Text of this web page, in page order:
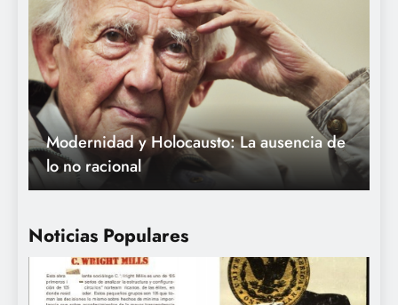
Noticias Populares
Modernidad y Holocausto: La ausencia de
lo no racional